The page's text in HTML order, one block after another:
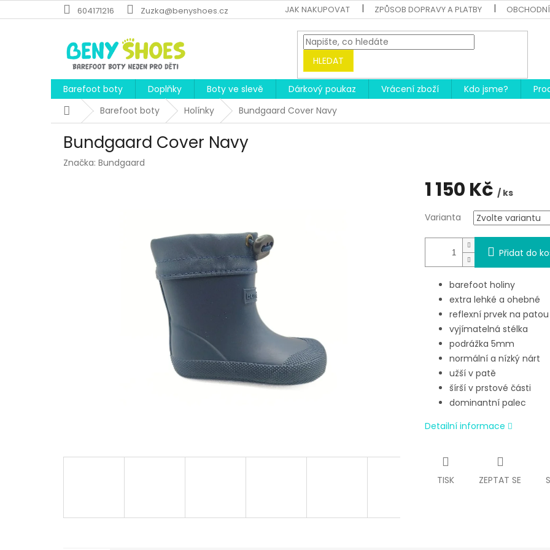
na
604171216 Zuzka@benyshoes.cz JAK NAKUPOVAT ZPŮSOB DOPRAVY A PLATBY OBCHODNÍ
HLEDAT
Barefoot boty Doplňky Boty ve slevě Dárkový poukaz Vrácení zboží Kdo jsme?
DomůBarefoot boty Holínky Bundgaard Cover Navy
Bundgaard Cover Navy
Značka: Bundgaard
1 150 Kč / ks
cena:
Varianta
Přidat do
barefoot holiny
extra lehké a ohebné
reflexní prvek na patou
vyjímatelná stélka
podrážka 5mm
normální a nízký nárt
užší v patě
šírší v prstové části
dominantní palec
Detailní informace
TISK ZEPTAT SE